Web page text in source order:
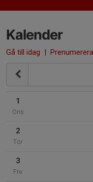
Kalender
Gå till idag | Prenumerera
1
Ons
2
Tor
3
Fre